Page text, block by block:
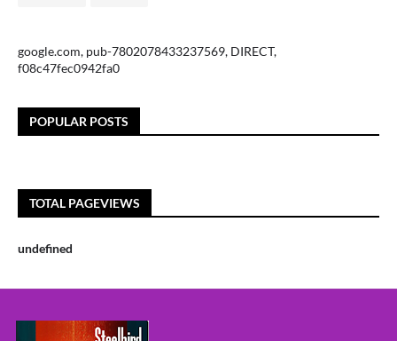
google.com, pub-7802078433237569, DIRECT,
f08c47fec0942fa0
POPULAR POSTS
TOTAL PAGEVIEWS
undefned